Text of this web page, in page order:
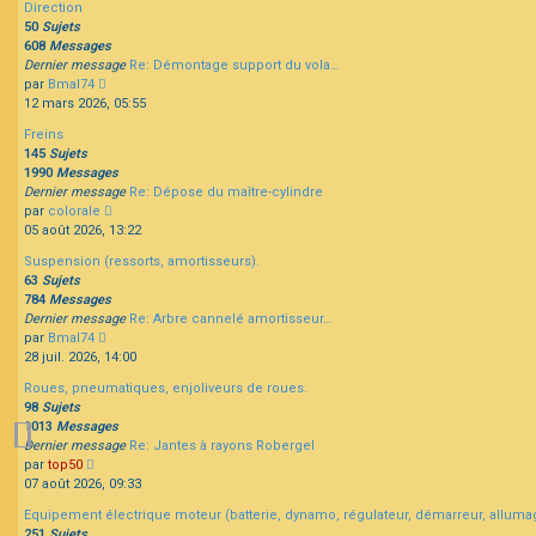
Direction
50 Sujets
608 Messages
Dernier message Re: Démontage support du vola…
par Bmal74
le
12 mars 2026, 05:55
Freins
145 Sujets
1990Messages
Dernier message Re: Dépose du maître-cylindre
par colorale
le
message
05 août 2026, 13:22
Suspension (ressorts, amortisseurs).
63 Sujets
784 Messages
Dernier message Re: Arbre cannelé amortisseur…
par Bmal74
le
message
28 juil. 2026, 14:00
Roues, pneumatiques, enjoliveurs de roues.
98 Sujets
1013 Messages
Dernier message Re: Jantes à rayons Robergel
par top50
le
message
07 août 2026, 09:33
Equipement électrique moteur (batterie, dynamo, régulateur, démarreur,